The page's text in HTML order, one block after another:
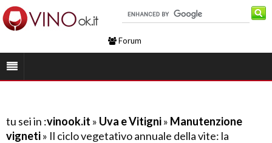
Forum
tu sei in :vinook.it » Uva e Vitigni» Manutenzione
vigneti» Il ciclo vegetativo annuale della vite: la